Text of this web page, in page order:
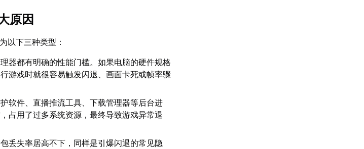
原因
以下三种类型：
器都有明确的性能门槛。如果电脑的硬件规格
游戏时就很容易触发闪退、画面卡死或帧率骤
软件、直播推流工具、下载管理器等后台进
占用了过多系统资源，最终导致游戏异常退
丢失率居高不下，同样是引爆闪退的常见隐